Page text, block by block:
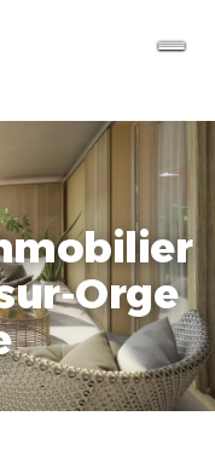
Orge